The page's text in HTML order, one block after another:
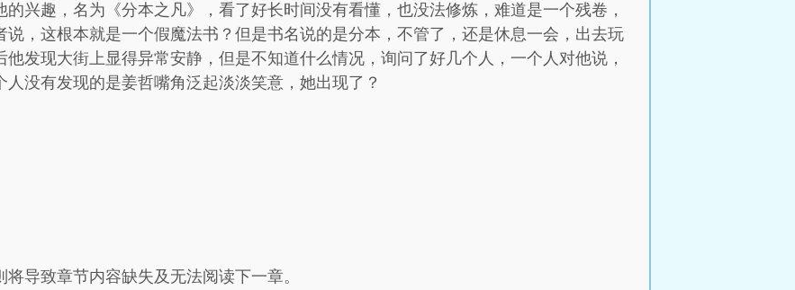
兴趣，名为《分本之凡》，看了好长时间没有看懂，也没法修炼，难道是一个残卷，
，这根本就是一个假魔法书？但是书名说的是分本，不管了，还是休息一会，出去玩
发现大街上显得异常安静，但是不知道什么情况，询问了好几个人，一个人对他说，
没有发现的是姜哲嘴角泛起淡淡笑意，她出现了？
导致章节内容缺失及无法阅读下一章。